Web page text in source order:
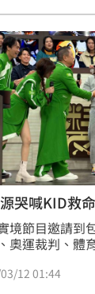
」羅嘉翎身影
：鍾釗榛、簡
哭喊KID救
境節目邀請到
奧運裁判、體
主持人們興奮
12 01:44